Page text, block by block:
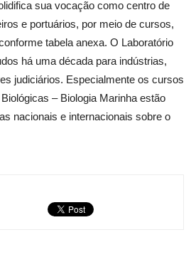
sua vocação como centro de
e portuários, por meio de cursos,
tabela anexa. O Laboratório
há uma década para indústrias,
judiciários. Especialmente os cursos
– Biologia Marinha estão
nacionais e internacionais sobre o